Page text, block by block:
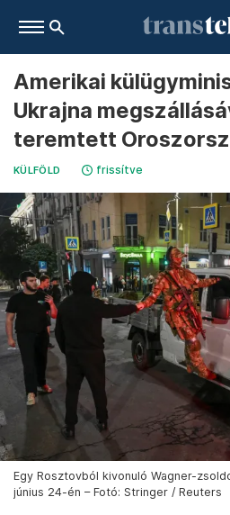
Amerikai
Ukrajna
teremtett
KÜLFÖLD frissítve
Egy Rosztovból kivonuló Wagner-
június 24-én – Fotó: Stringer / Reuters